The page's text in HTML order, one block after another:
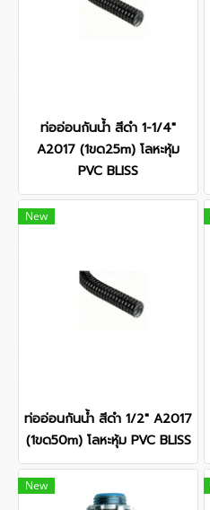
ท่ออ่อนกันน้ำ สีดำ 1-1/4"
A2017 (1ขด25m) โลหะหุ้ม
PVC BLISS
New
ท่ออ่อนกันน้ำ สีดำ 1/2" A2017
(1ขด50m) โลหะหุ้ม PVC BLISS
New